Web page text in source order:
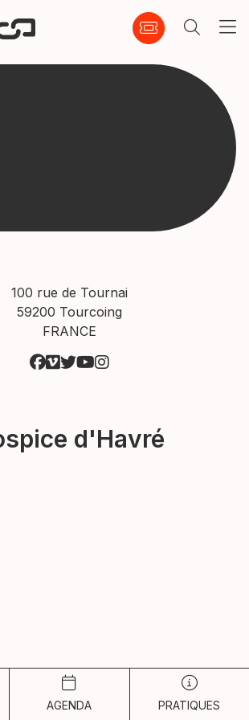
100 rue de Tournai
59200 Tourcoing
FRANCE
d'Havré
AGENDA PRATIQUES